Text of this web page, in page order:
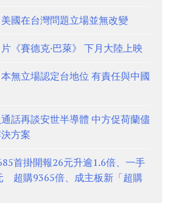
國在台灣問題立場並無改變
《賽德克·巴萊》 下月大陸上映
無立場認定台地位 有責任與中國
話再談安世半導體 中方促荷蘭儘
方案
首掛開報26元升逾1.6倍、一手
超購9365倍、成主板新「超購